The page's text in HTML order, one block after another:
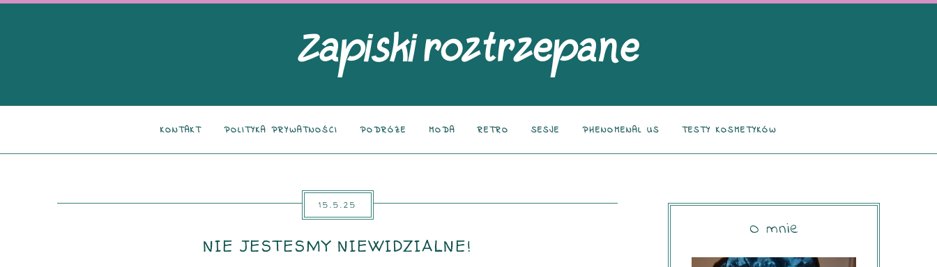
KONTAKT POLITYKA PRYWATNOŚCI PODRÓŻE MODA RETRO SESJE PHENOMENAL US TESTY KOSMETYKÓW
15.5.25
NIE JESTESMY NIEWIDZIALNE!
O mnie